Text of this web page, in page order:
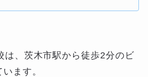
は、茨木市駅から徒歩2分のビ
ます。